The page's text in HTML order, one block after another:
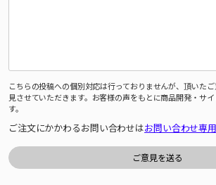
こちらの投稿への個別対応は行っておりませんが、頂いた
見させていただきます。お客様の声をもとに商品開発・サ
す。
ご注文にかかわるお問い合わせはお問い合わせ専